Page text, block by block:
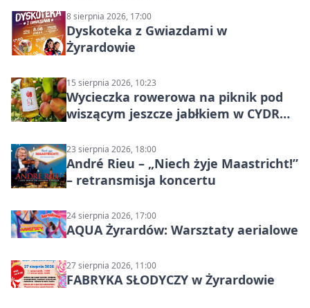
8 sierpnia 2026, 17:00
Dyskoteka z Gwiazdami w
Żyrardowie
15 sierpnia 2026, 10:23
Wycieczka rowerowa na piknik pod
wiszącym jeszcze jabłkiem w CYDR
23 sierpnia 2026, 18:00
André Rieu – „Niech żyje Maastricht!”
– retransmisja koncertu
24 sierpnia 2026, 17:00
AQUA Żyrardów: Warsztaty aerialowe
27 sierpnia 2026, 11:00
FABRYKA SŁODYCZY w Żyrardowie